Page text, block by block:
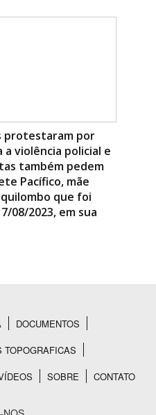
protestaram por
violência policial e
também pedem
Pacífico, mãe
que foi
08/2023, em sua
DOCUMENTOS
TOPOGRAFICAS
SOBRE CONTATO